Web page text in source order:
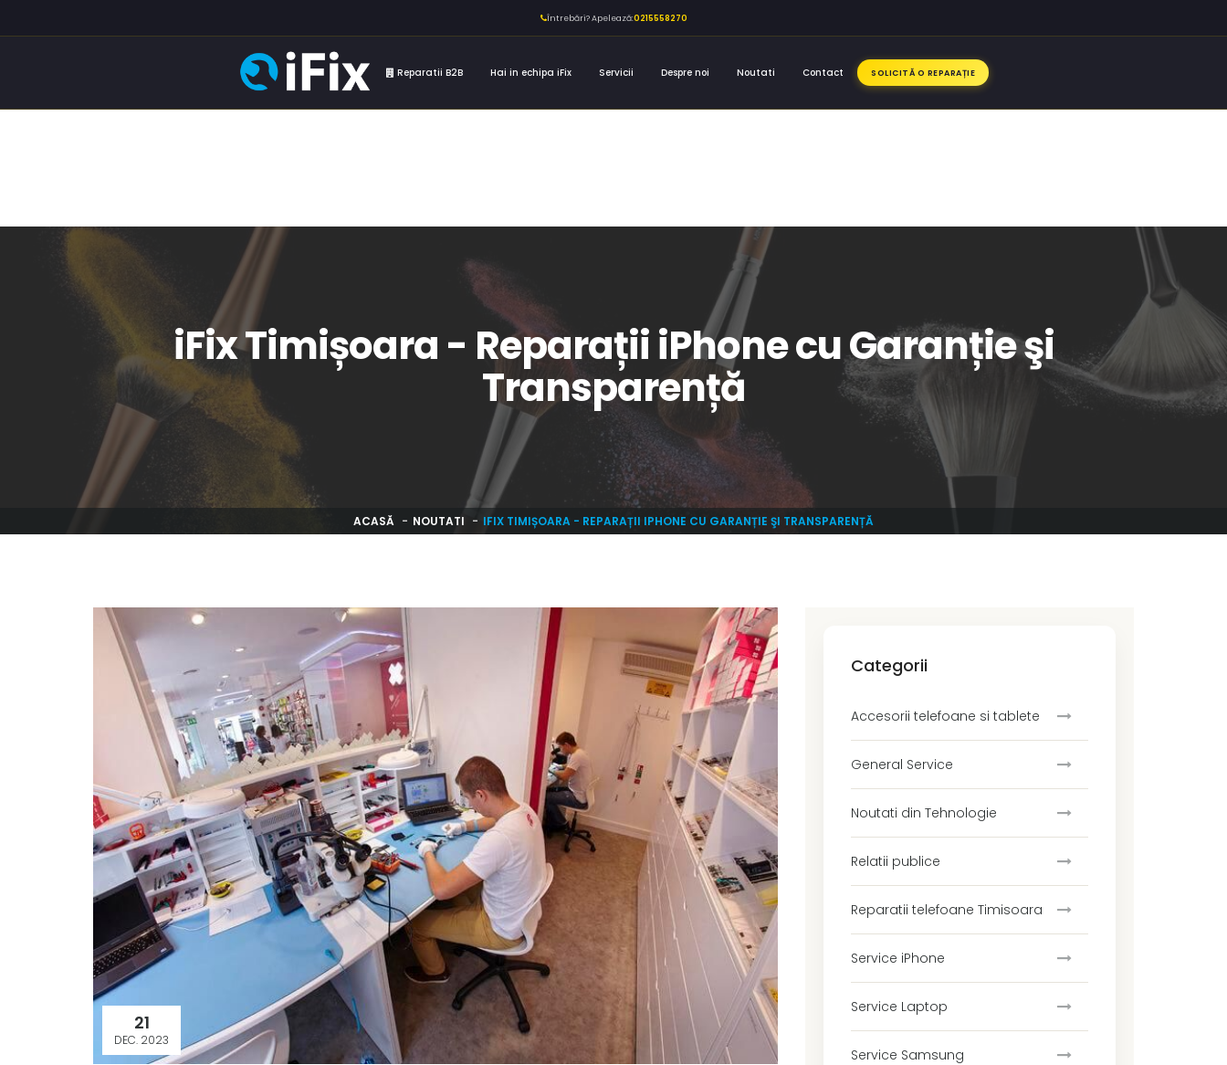
Întrebări? Apelează:0215558270
Reparatii B2B Hai in echipa iFix Servicii Despre noi Noutati Contact SOLICITĂ O REPARAȚIE
iFix Timișoara - Reparații iPhone cu Garanție şi
Transparență
ACASĂ NOUTATI IFIX TIMIȘOARA - REPARAȚII IPHONE CU GARANȚIE ŞI TRANSPARENȚĂ
21
DEC. 2023
Categorii
Accesorii telefoane si tablete
General Service
Noutati din Tehnologie
Relatii publice
Reparatii telefoane Timisoara
Service iPhone
Service Laptop
Service Samsung